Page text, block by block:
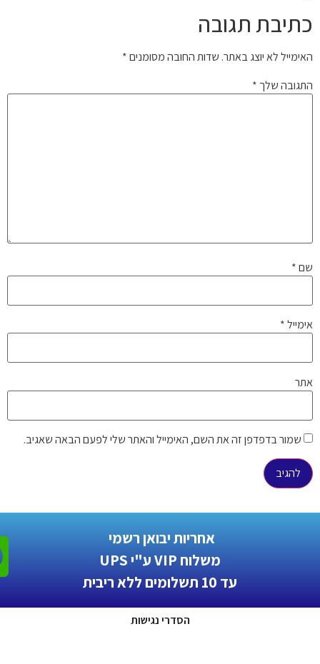
תגובה
לא יוצג באתר.שדות החובה מסומנים*
שלך*
*
*
שמור בדפדפן זה את השם, האימייל והאתר שלי לפעם הבאה שאגיב.
אחריות יבואן רשמי
משלוח VIP ע"י UPS
עד 10 תשלומים ללא ריבית
הסדרי נגישות